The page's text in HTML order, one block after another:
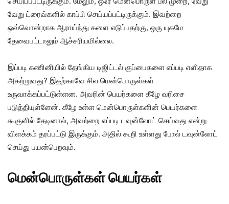
வேறு ட்ரைவ்களில் காப்பி செய்யப்பட்டிருக்கும். இவற்றை
ஒவ்வொன்றாக ஆராய்ந்து களை எடுப்பதற்கு, ஒரு யுகமே
தேவைபட்டாலும் ஆச்சரியமில்லை.
இப்படி கணினியில் தேங்கிய டிஜிட்டல் குப்பைகளை எப்படி எளிதாக
அகற்றுவது? இதற்காவே சில மென்பொருள்கள்
உருவாக்கப்பட்டுள்ளன. அவரின் பெயர்களை கீழே வரிசை
படுத்தியுள்ளேன். கீழே உள்ள மென்பொருள்களின் பெயர்களை
கூகுளில் தேடினால், அவற்றை எப்படி டவுன்லோட் செய்வது என்று
விளக்கம் தரப்பட்டு இருக்கும். அதில் கூறி உள்ளது போல் டவுன்லோட்
செய்து பயன்பெறவும்.
மென்பொருள்கள் பெயர்கள்